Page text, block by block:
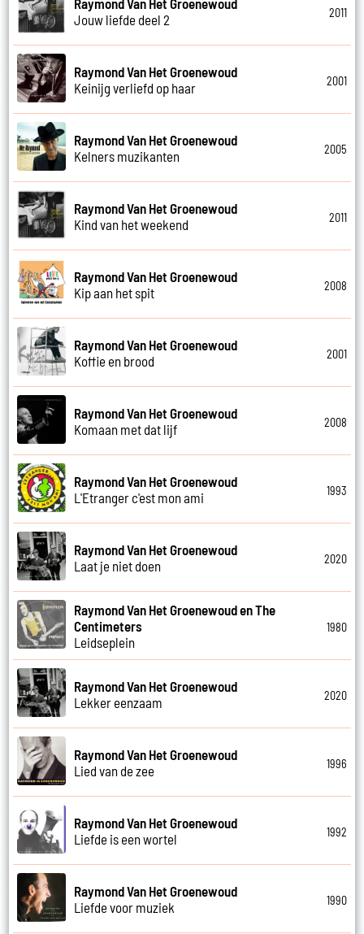
Jouw liefde deel 2
2011
Raymond Van Het Groenewoud
Keinijg verliefd op haar
2001
Raymond Van Het Groenewoud
Kelners muzikanten
2005
Raymond Van Het Groenewoud
Kind van het weekend
2011
Raymond Van Het Groenewoud
Kip aan het spit
2008
Raymond Van Het Groenewoud
Koffie en brood
2001
Raymond Van Het Groenewoud
Komaan met dat lijf
2008
Raymond Van Het Groenewoud
L'Etranger c'est mon ami
1993
Raymond Van Het Groenewoud
Laat je niet doen
2020
Raymond Van Het Groenewoud en The
Centimeters
Leidseplein
1980
Raymond Van Het Groenewoud
Lekker eenzaam
2020
Raymond Van Het Groenewoud
Lied van de zee
1996
Raymond Van Het Groenewoud
Liefde is een wortel
1992
Raymond Van Het Groenewoud
Liefde voor muziek
1990